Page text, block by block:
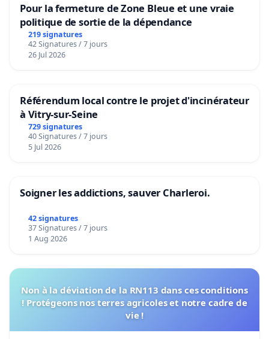
Pour la fermeture de Zone Bleue et une vraie
politique de sortie de la dépendance
219 signatures
42 Signatures / 7 jours
26 Jul 2026
Référendum local contre le projet d'incinérateur
à Vitry-sur-Seine
729 signatures
40 Signatures / 7 jours
5 Jul 2026
Soigner les addictions, sauver Charleroi.
42 signatures
37 Signatures / 7 jours
1 Aug 2026
Non à la déviation de la RN113 dans ces conditions
! Protégeons nos terres agricoles et notre cadre de
vie !